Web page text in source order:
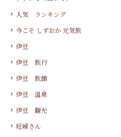
人気 ランキング
今こそ しずおか 元気旅
伊豆
伊豆 旅行
伊豆 旅館
伊豆 温泉
伊豆 観光
妊婦さん